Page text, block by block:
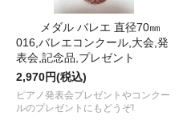
メダル バレエ 直径70㎜
016,バレエコンクール,大会,発
表会,記念品,プレゼント
2,970円(税込)
ピアノ発表会プレゼントやコンクー
ルのプレゼントにもどうぞ!